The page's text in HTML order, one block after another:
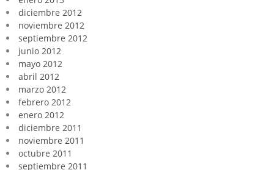
diciembre 2012
noviembre 2012
septiembre 2012
junio 2012
mayo 2012
abril 2012
marzo 2012
febrero 2012
enero 2012
diciembre 2011
noviembre 2011
octubre 2011
septiembre 2011